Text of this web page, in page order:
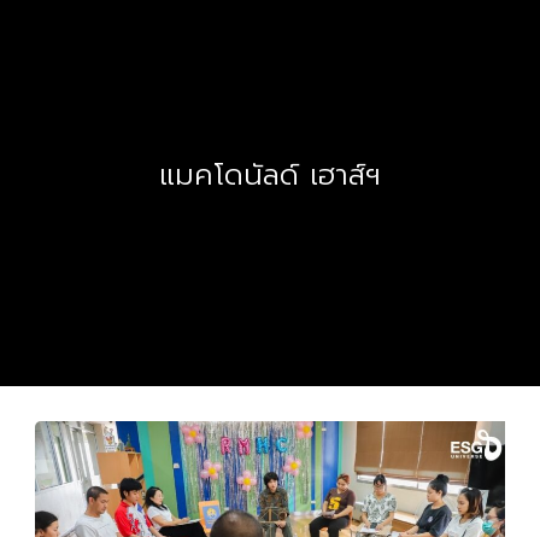
แมคโดนัลด์ เฮาส์ฯ